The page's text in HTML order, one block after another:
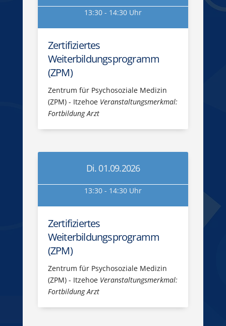
13:30 - 14:30 Uhr
Zertifiziertes
Weiterbildungsprogramm
(ZPM)
Zentrum für Psychosoziale Medizin
(ZPM) - Itzehoe Veranstaltungsmerkmal:
Fortbildung Arzt
Di. 01.09.2026
13:30 - 14:30 Uhr
Zertifiziertes
Weiterbildungsprogramm
(ZPM)
Zentrum für Psychosoziale Medizin
(ZPM) - Itzehoe Veranstaltungsmerkmal:
Fortbildung Arzt